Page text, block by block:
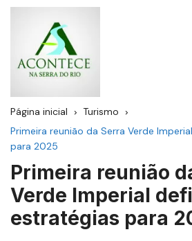
Página inicial
Turismo
Primeira reunião da Serra Verde
para 2025
Primeira reunião
Verde Imperial
estratégias para